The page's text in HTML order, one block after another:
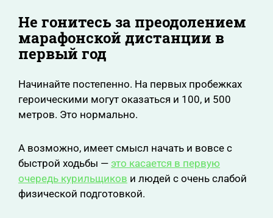
Не гонитесь за преодолением
марафонской дистанции в
первый год
Начинайте постепенно. На первых пробежках
героическими могут оказаться и 100, и 500
метров. Это нормально.
А возможно, имеет смысл начать и вовсе с
быстрой ходьбы — это касается в первую
очередь курильщиков и людей с очень слабой
физической подготовкой.